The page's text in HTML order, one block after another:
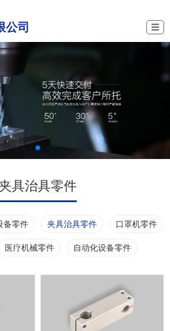
公司 ☰
具治具零件
备零件 夹具治具零件 口罩机零件
医疗机械零件 自动化设备零件